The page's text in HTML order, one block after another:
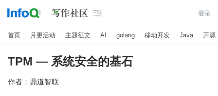
 登录
首页 月更活动 主题征文 AI golang 移动开发 Java 开源
TPM — 系统安全的基石
作者： 鼎道智联